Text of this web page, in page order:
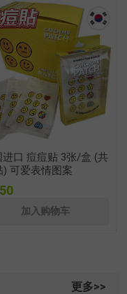
进口 痘痘贴 3张/盒 (共
) 可爱表情图案
更多>>